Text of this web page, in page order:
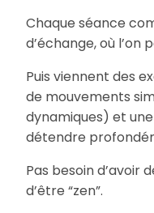
Chaque séance
d’échange, où l’on
Puis viennent des
de mouvements
dynamiques) et
détendre
Pas besoin d’avoir
d’être “zen”.